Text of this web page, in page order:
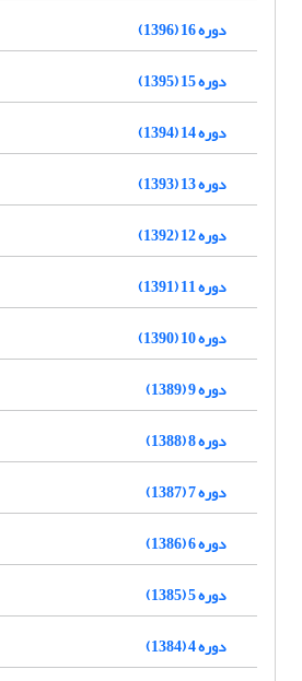
دوره 16 (1396)
دوره 15 (1395)
دوره 14 (1394)
دوره 13 (1393)
دوره 12 (1392)
دوره 11 (1391)
دوره 10 (1390)
دوره 9 (1389)
دوره 8 (1388)
دوره 7 (1387)
دوره 6 (1386)
دوره 5 (1385)
دوره 4 (1384)